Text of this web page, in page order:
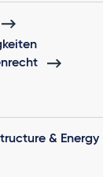
& Energy